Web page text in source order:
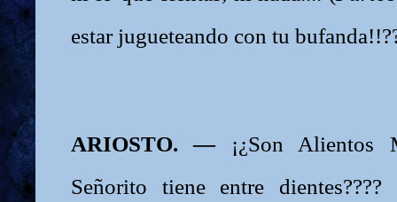
estar jugueteando con tu
ARIOSTO. — ¡¿Son
Señorito tiene entre